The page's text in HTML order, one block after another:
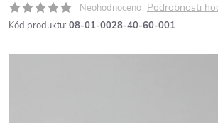
Neohodnoceno Podrobnosti
Kód produktu: 08-01-0028-40-60-001